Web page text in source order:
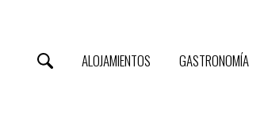
ALOJAMIENTOS GASTRONOMÍA